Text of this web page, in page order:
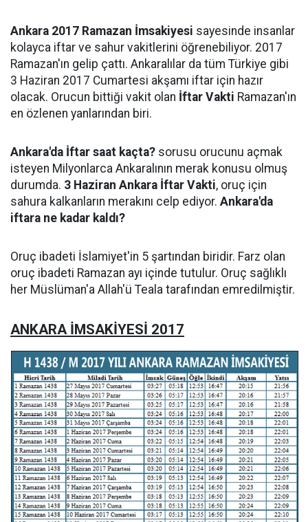
Ankara 2017 Ramazan İmsakiyesi sayesinde insanlar
kolayca iftar ve sahur vakitlerini öğrenebiliyor. 2017
Ramazan'ın gelip çattı. Ankaralılar da tüm Türkiye gibi
3 Haziran 2017 Cumartesi akşamı iftar için hazır
olacak. Orucun bittiği vakit olan İftar Vakti Ramazan'ın
en özlenen yanlarından biri.
Ankara'da İftar saat kaçta? sorusu orucunu açmak
isteyen Milyonlarca Ankaralının merak konusu olmuş
durumda. 3 Haziran Ankara İftar Vakti, oruç için
sahura kalkanların merakını celp ediyor. Ankara'da
iftara ne kadar kaldı?
Oruç ibadeti İslamiyet'in 5 şartından biridir. Farz olan
oruç ibadeti Ramazan ayı içinde tutulur. Oruç sağlıklı
her Müslüman'a Allah'ü Teala tarafından emredilmiştir.
ANKARA İMSAKİYESİ 2017